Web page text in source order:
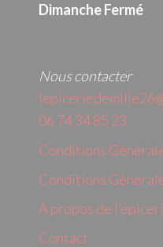
Dimanche Fermé
Nous contacter
06 74 34 85 23
Conditions
Conditions
A propos de
Contact